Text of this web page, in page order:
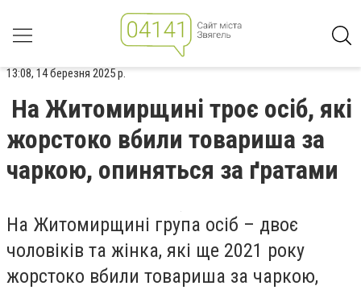
13:08, 14 березня 2025 р.
На Житомирщині троє осіб, які
жорстоко вбили товариша за
чаркою, опиняться за ґратами
На Житомирщині група осіб – двоє
чоловіків та жінка, які ще 2021 року
жорстоко вбили товариша за чаркою,